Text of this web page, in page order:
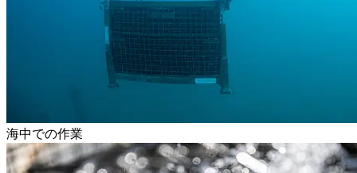
海中での作業